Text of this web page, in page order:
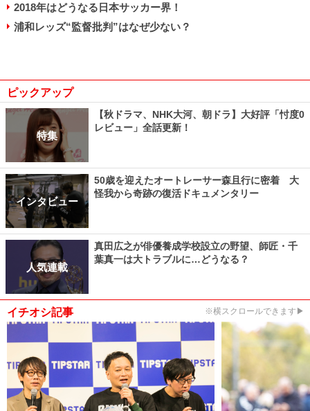
2018年はどうなる日本サッカー界！
浦和レッズ“監督批判”はなぜ少ない？
ピックアップ
特集
【秋ドラマ、NHK大河、朝ドラ】大好評「忖度0
レビュー」全話更新！
インタビュー
50歳を迎えたオートレーサー森且行に密着 大
怪我から奇跡の復活ドキュメンタリー
人気連載
真田広之が俳優養成学校設立の野望、師匠・千
葉真一は大トラブルに…どうなる？
イチオシ記事 ※横スクロールできます▶